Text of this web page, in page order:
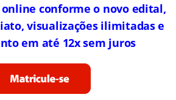
online conforme o novo edital,
visualizações ilimitadas e
em até 12x sem juros